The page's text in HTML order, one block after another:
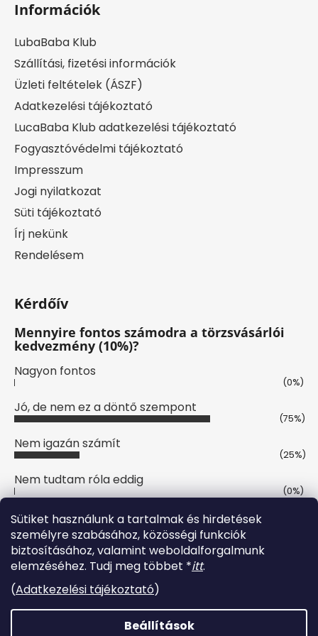
Sütiket használunk a tartalmak és hirdetések
személyre szabásához, közösségi funkciók
biztosításához, valamint weboldalforgalmunk
elemzéséhez. Tudj meg többet *itt.
(Adatkezelési tájékoztató)
Beállítások
Információk
LubaBaba Klub
Szállítási, fizetési információk
Üzleti feltételek (ÁSZF)
Adatkezelési tájékoztató
LucaBaba Klub adatkezelési tájékoztató
Fogyasztóvédelmi tájékoztató
Impresszum
Jogi nyilatkozat
Süti tájékoztató
Írj nekünk
Rendelésem
Kérdőív
Mennyire fontos számodra a törzsvásárlói
kedvezmény (10%)?
Nagyon fontos
(0%)
Jó, de nem ez a döntő szempont
(75%)
Nem igazán számít
(25%)
Nem tudtam róla eddig
(0%)
Szavazatok száma:8
Online fizetési lehetőséget biztosítunk